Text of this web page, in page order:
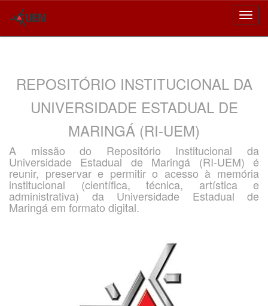
REPOSITÓRIO INSTITUCIONAL DA
UNIVERSIDADE ESTADUAL DE
MARINGÁ (RI-UEM)
A missão do Repositório Institucional da
Universidade Estadual de Maringá (RI-UEM) é
reunir, preservar e permitir o acesso à memória
institucional (científica, técnica, artística e
administrativa) da Universidade Estadual de
Maringá em formato digital.